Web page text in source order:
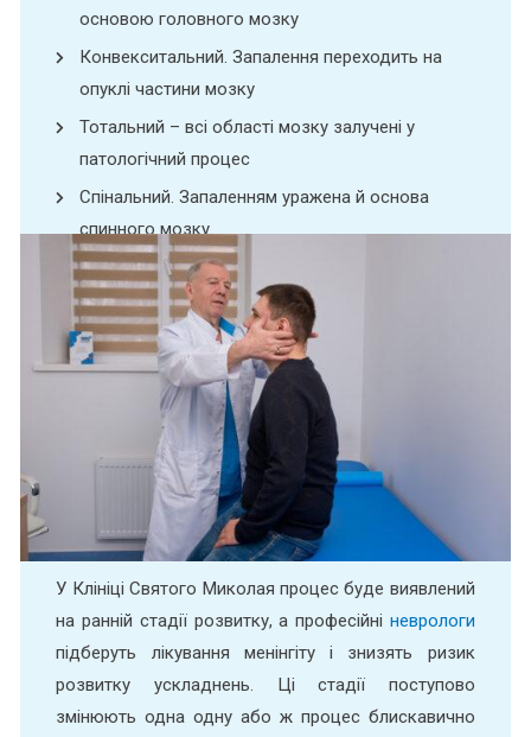
основою головного мозку
Конвекситальний. Запалення переходить на
опуклі частини мозку
Тотальний – всі області мозку залучені у
патологічний процес
Спінальний. Запаленням уражена й основа
спинного мозку
У Клініці Святого Миколая процес буде виявлений
на ранній стадії розвитку, а професійні неврологи
підберуть лікування менінгіту і знизять ризик
розвитку ускладнень.
Ці стадії поступово
змінюють одна одну або ж процес блискавично